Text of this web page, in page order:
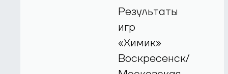
Результаты
игр
«Химик»
Воскресенск/